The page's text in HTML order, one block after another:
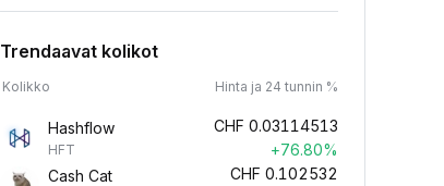
Trendaavat kolikot
Kolikko Hinta ja 24 tunnin %
Hashflow
HFT
CHF 0.03114513
+76.80%
Cash Cat
CHF 0.102532